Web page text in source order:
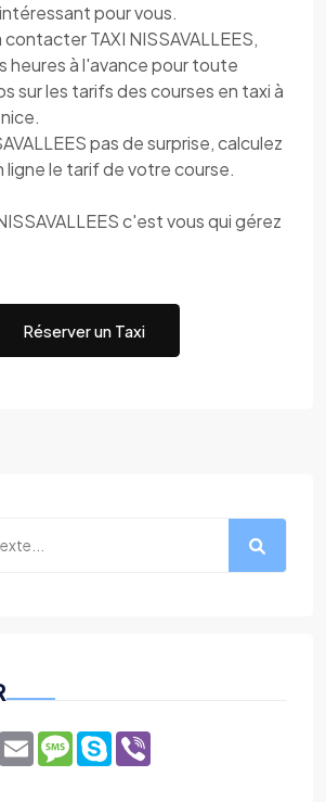
pour vous.
TAXI NISSAVALLEES,
heures à l'avance pour toute
sur les tarifs des courses en taxi à
pas de surprise, calculez
le tarif de votre course.
c'est vous qui gérez
Réserver un Taxi
TwitterEmailMessage
Skype